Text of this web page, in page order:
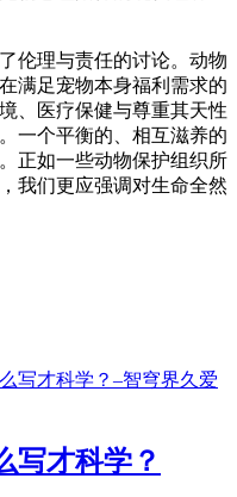
伦理与责任的讨论。动物
满足宠物本身福利需求的
、医疗保健与尊重其天性
一个平衡的、相互滋养的
正如一些动物保护组织所
我们更应强调对生命全然
写才科学？